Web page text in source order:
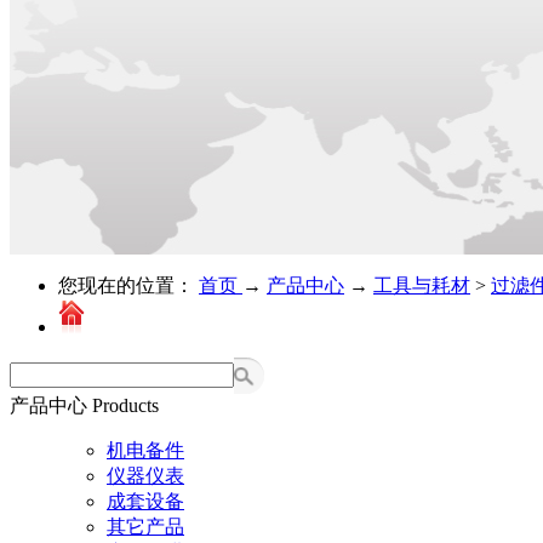
您现在的位置： 首页 → 产品中心 → 工具与耗材 > 过滤
产品中心 Products
机电备件
仪器仪表
成套设备
其它产品